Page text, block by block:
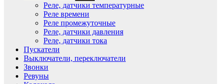
Реле, датчики температурные
Реле времени
Реле промежуточные
Реле, датчики давления
Реле, датчики тока
Пускатели
Выключатели, переключатели
Звонки
Ревуны